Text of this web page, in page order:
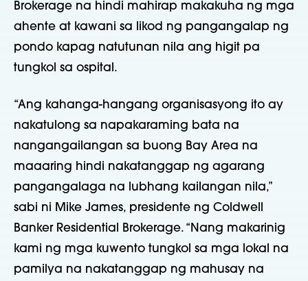
Brokerage na hindi mahirap makakuha ng mga
ahente at kawani sa likod ng pangangalap ng
pondo kapag natutunan nila ang higit pa
tungkol sa ospital.
“Ang kahanga-hangang organisasyong ito ay
nakatulong sa napakaraming bata na
nangangailangan sa buong Bay Area na
maaaring hindi nakatanggap ng agarang
pangangalaga na lubhang kailangan nila,”
sabi ni Mike James, presidente ng Coldwell
Banker Residential Brokerage. “Nang makarinig
kami ng mga kuwento tungkol sa mga lokal na
pamilya na nakatanggap ng mahusay na